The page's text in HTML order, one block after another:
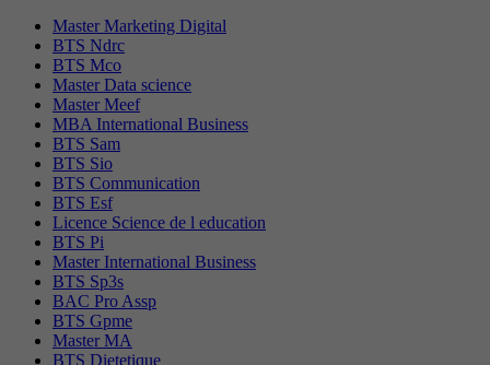
Master Marketing Digital
BTS Ndrc
BTS Mco
Master Data science
Master Meef
MBA International Business
BTS Sam
BTS Sio
BTS Communication
BTS Esf
Licence Science de l education
BTS Pi
Master International Business
BTS Sp3s
BAC Pro Assp
BTS Gpme
Master MA
BTS Dietetique